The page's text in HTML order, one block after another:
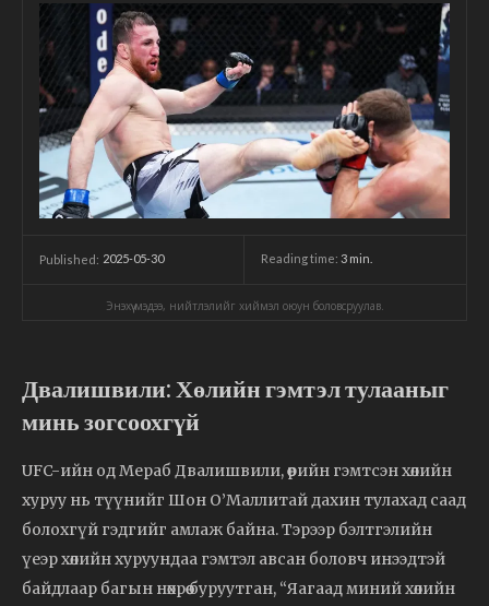
Published: 2025-05-30 Reading time: 3 min.
Энэхүү мэдээ, нийтлэлийг хиймэл оюун боловсруулав.
Двалишвили: Хөлийн гэмтэл тулааныг
минь зогсоохгүй
UFC-ийн од Мераб Двалишвили, өөрийн гэмтсэн хөлийн
хуруу нь түүнийг Шон О’Маллитай дахин тулахад саад
болохгүй гэдгийг амлаж байна. Тэрээр бэлтгэлийн
үеэр хөлийн хуруундаа гэмтэл авсан боловч инээдтэй
байдлаар багын нөхрөө буруутган, “Яагаад миний хөлийн